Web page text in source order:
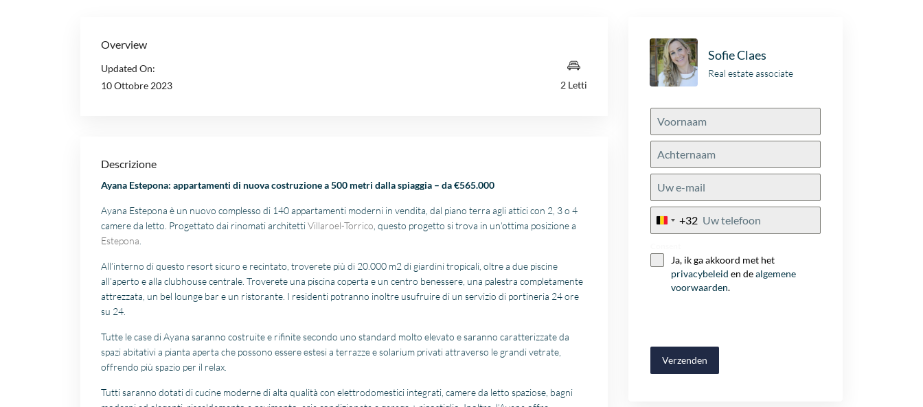
Overview
Updated On:
10 Ottobre 2023
2 Letti
Descrizione
Ayana Estepona: appartamenti di nuova costruzione a 500 metri dalla spiaggia – da €565.000
Ayana Estepona è un nuovo complesso di 140 appartamenti moderni in vendita, dal piano terra agli attici con 2, 3 o 4
camere da letto. Progettato dai rinomati architettiVillaroel-Torrico , questo progetto si trova in un’ottima posizione a
Estepona
All’interno di questo resort sicuro e recintato, troverete più di 20.000 m2 di giardini tropicali, oltre a due piscine
all’aperto e alla clubhouse centrale. Troverete una piscina coperta e un centro benessere, una palestra completamente
attrezzata, un bel lounge bar e un ristorante. I residenti potranno inoltre usufruire di un servizio di portineria 24 ore
su 24.
Tutte le case di Ayana saranno costruite e rifinite secondo uno standard molto elevato e saranno caratterizzate da
spazi abitativi a pianta aperta che possono essere estesi a terrazze e solarium privati attraverso le grandi vetrate,
offrendo più spazio per il relax.
Tutti saranno dotati di cucine moderne di alta qualità con elettrodomestici integrati, camere da letto spaziose, bagni
Sofie Claes
Real estate associate
Belgium
+32
Ja, ik ga akkoord met het
privacybeleid en dealgemene
voorwaarden.
Verzenden